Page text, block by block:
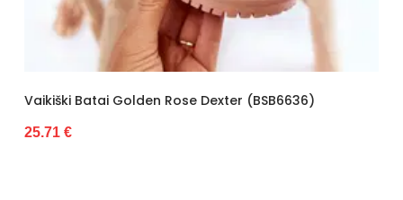
Golden Rose Dexter (BSB6636) Šilti Vaikiški